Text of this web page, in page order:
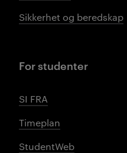
Sikkerhet og beredskap
For studenter
SI FRA
Timeplan
StudentWeb